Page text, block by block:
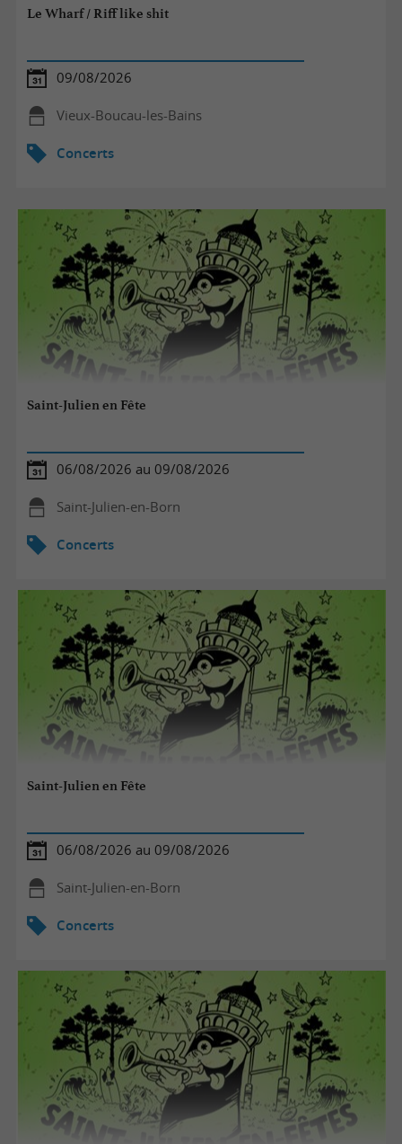
Le Wharf / Riff like shit
09/08/2026
Vieux-Boucau-les-Bains
Concerts
Saint-Julien en Fête
06/08/2026 au 09/08/2026
Saint-Julien-en-Born
Concerts
Saint-Julien en Fête
06/08/2026 au 09/08/2026
Saint-Julien-en-Born
Concerts